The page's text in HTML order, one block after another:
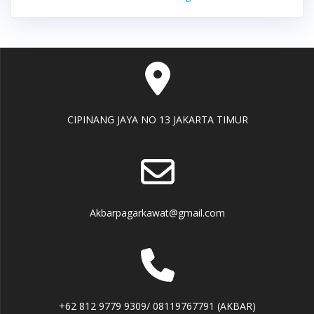
CIPINANG JAYA NO 13 JAKARTA TIMUR
Akbarpagarkawat@gmail.com
+62 812 9779 9309/ 08119767791 (AKBAR)